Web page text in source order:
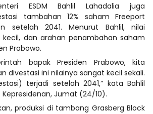
ESDM Bahlil Lahadalia juga
tambahan 12% saham Freeport
setelah 2041. Menurut Bahlil, nilai
dan arahan penambahan saham
Prabowo.
bapak Presiden Prabowo, kita
divestasi ini nilainya sangat kecil sekali.
terjadi setelah 2041,” kata Bahlil
Kepresidenan, Jumat (24/10).
produksi di tambang Grasberg Block